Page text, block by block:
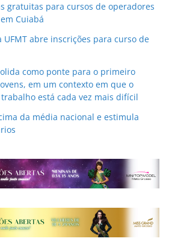
gratuitas para cursos de operadores
Cuiabá
abre inscrições para curso de
como ponte para o primeiro
em um contexto em que o
está cada vez mais difícil
da média nacional e estimula